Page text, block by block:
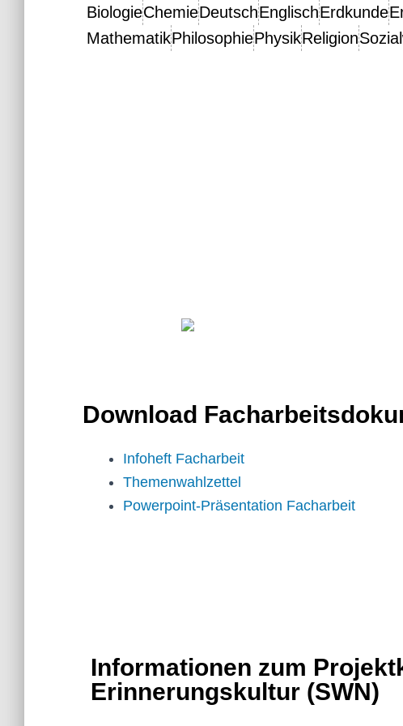
BiologieChemieDeutschEnglischErdkunde
MathematikPhilosophiePhysikReligion
Download
Infoheft Facharbeit
Themenwahlzettel
Powerpoint-Präsentation Facharbeit
Informationen zum
Erinnerungskultur (SWN)